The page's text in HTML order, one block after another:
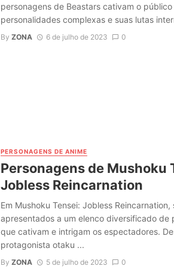
personagens de Beastars cativam o
personalidades complexas e suas lutas
By ZONA 6 de julho de 2023 0
PERSONAGENS DE ANIME
Personagens de Mushoku
Jobless Reincarnation
Em Mushoku Tensei: Jobless Reincarnation,
apresentados a um elenco diversificado de
que cativam e intrigam os espectadores.
protagonista otaku ...
By ZONA 5 de julho de 2023 0